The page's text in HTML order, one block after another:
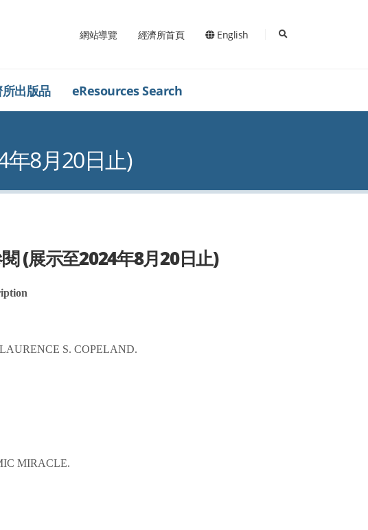
網站導覽 經濟所首頁 English search
出版品 eResources Search
8月20日止)
(展示至2024年8月20日止)
S. COPELAND.
MIRACLE.